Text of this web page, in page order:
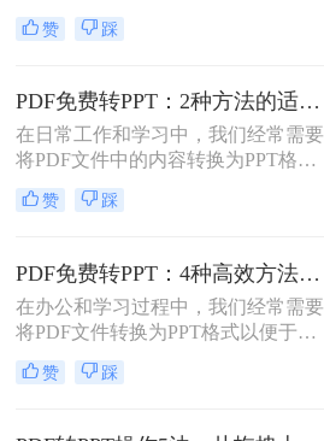
论是展示报告、图表，还是分享文档
内容，合理选择插入方法能显著提升
改成PPT呢？以下是五种常用方法的
详细说明，帮助您根据需求高效完成
文档整合。
赞 踩
PDF免费转PPT：2种方法的适用场景和操作差异！
在日常工作和学习中，我们经常需要
将PDF文件中的内容转换为PPT格
式，以便于演示和分享。那么PDF如
何转化为PPT免费呢？以下是两种免
PPT的转换。
赞 踩
PDF免费转PPT：4种高效方法的速度、精度和文件限制实测！
在办公和学习过程中，我们经常需要
将PDF文件转换为PPT格式以便于演
示或编辑。那么怎么免费把pdf转换成
ppt呢？本文将详细介绍几种免费的方
赞 踩